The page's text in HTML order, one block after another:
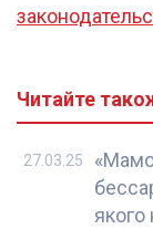
Читайте
якого
27.03.25